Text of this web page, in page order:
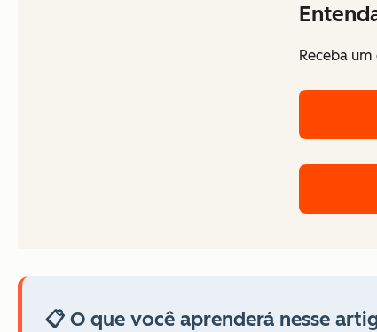
Receba
📋 O que você aprenderá nesse